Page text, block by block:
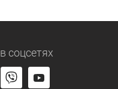
в соцсетях